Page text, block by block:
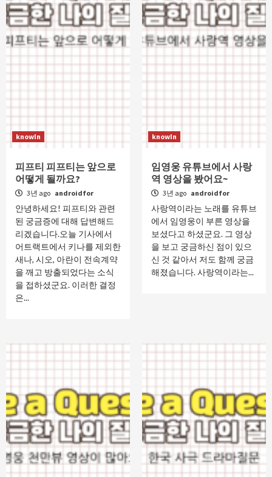
knowIn
피프티 피프티는 앞으로
어떻게 될까요?
3년 ago androidfor
안녕하세요! 피프티와 관련
된 궁금증에 대해 답변해드
리겠습니다.오늘 기사에서
어트랙트에서 키나를 제외한
새나, 시오, 아란이 전속계약
을 깨고 방출되었다는 소식
을 접하셨군요. 이러한 결정
은...
knowIn
임영웅 유튜브에서 사랑
역 영상을 봤어요~
3년 ago androidfor
사랑역이라는 노래를 유튜브
에서 임영웅이 부른 영상을
보셨다고 하셨군요. 그 영상
을 보고 궁금하신 점이 있으
신 것 같아서 저도 함께 궁금
해졌습니다. 사랑역이라는...